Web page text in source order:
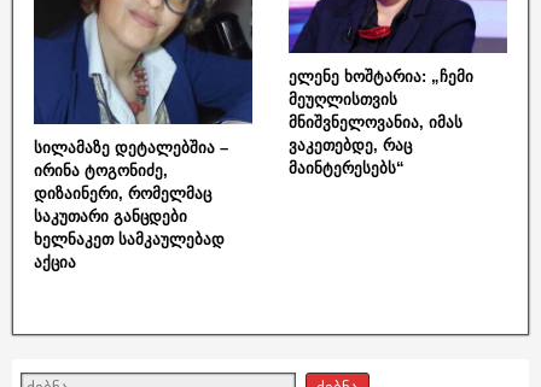
სილამაზე დეტალებშია –
ირინა ტოგონიძე,
დიზაინერი, რომელმაც
საკუთარი განცდები
ხელნაკეთ სამკაულებად
აქცია
ელენე ხოშტარია: „ჩემი
მეუღლისთვის
მნიშვნელოვანია, იმას
ვაკეთებდე, რაც
მაინტერესებს“